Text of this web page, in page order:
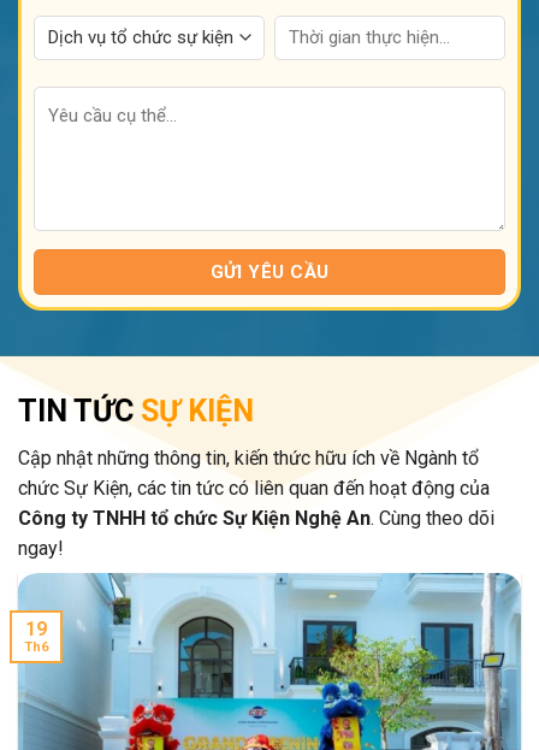
TIN TỨC SỰ KIỆN
Cập nhật những thông tin, kiến thức hữu ích về Ngành tổ
chức Sự Kiện, các tin tức có liên quan đến hoạt động của
Công ty TNHH tổ chức Sự Kiện Nghệ An. Cùng theo dõi
ngay!
19
Th6